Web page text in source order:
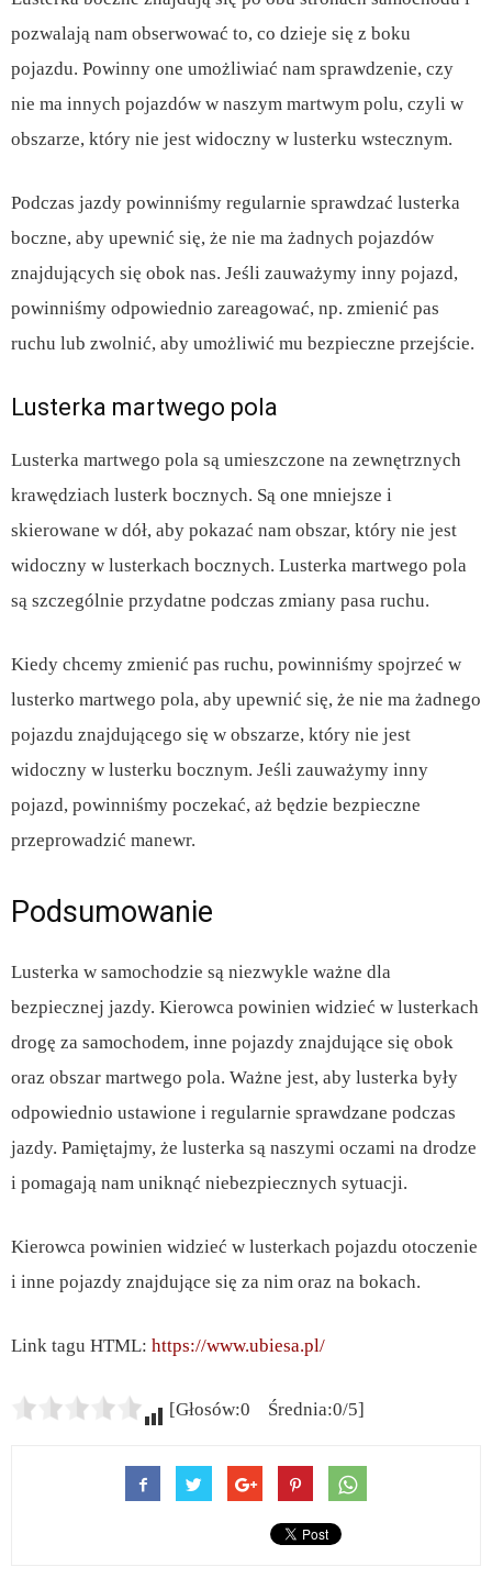
pozwalają nam obserwować to, co dzieje się z boku
pojazdu. Powinny one umożliwiać nam sprawdzenie, czy
nie ma innych pojazdów w naszym martwym polu, czyli w
obszarze, który nie jest widoczny w lusterku wstecznym.
Podczas jazdy powinniśmy regularnie sprawdzać lusterka
boczne, aby upewnić się, że nie ma żadnych pojazdów
znajdujących się obok nas. Jeśli zauważymy inny pojazd,
powinniśmy odpowiednio zareagować, np. zmienić pas
ruchu lub zwolnić, aby umożliwić mu bezpieczne przejście.
Lusterka martwego pola
Lusterka martwego pola są umieszczone na zewnętrznych
krawędziach lusterk bocznych. Są one mniejsze i
skierowane w dół, aby pokazać nam obszar, który nie jest
widoczny w lusterkach bocznych. Lusterka martwego pola
są szczególnie przydatne podczas zmiany pasa ruchu.
Kiedy chcemy zmienić pas ruchu, powinniśmy spojrzeć w
lusterko martwego pola, aby upewnić się, że nie ma żadnego
pojazdu znajdującego się w obszarze, który nie jest
widoczny w lusterku bocznym. Jeśli zauważymy inny
pojazd, powinniśmy poczekać, aż będzie bezpieczne
przeprowadzić manewr.
Podsumowanie
Lusterka w samochodzie są niezwykle ważne dla
bezpiecznej jazdy. Kierowca powinien widzieć w lusterkach
drogę za samochodem, inne pojazdy znajdujące się obok
oraz obszar martwego pola. Ważne jest, aby lusterka były
odpowiednio ustawione i regularnie sprawdzane podczas
jazdy. Pamiętajmy, że lusterka są naszymi oczami na drodze
i pomagają nam uniknąć niebezpiecznych sytuacji.
Kierowca powinien widzieć w lusterkach pojazdu otoczenie
i inne pojazdy znajdujące się za nim oraz na bokach.
Link tagu HTML: https://www.ubiesa.pl/
[Głosów:0 Średnia:0/5]